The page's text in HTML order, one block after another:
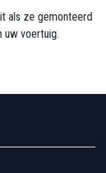
als ze gemonteerd
uw voertuig.